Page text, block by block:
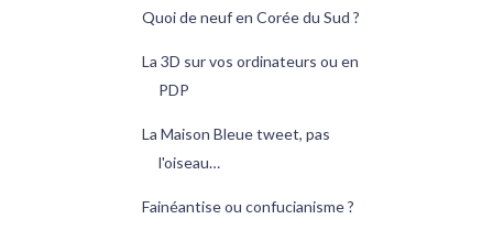
Quoi de neuf en Corée du Sud ?
La 3D sur vos ordinateurs ou en
PDP
La Maison Bleue tweet, pas
l'oiseau…
Fainéantise ou confucianisme ?